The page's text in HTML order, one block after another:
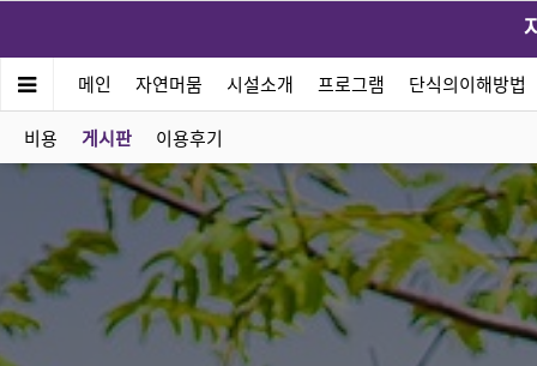
메인 자연머뭄 시설소개 프로그램 단식의이해방법
비용 게시판 이용후기